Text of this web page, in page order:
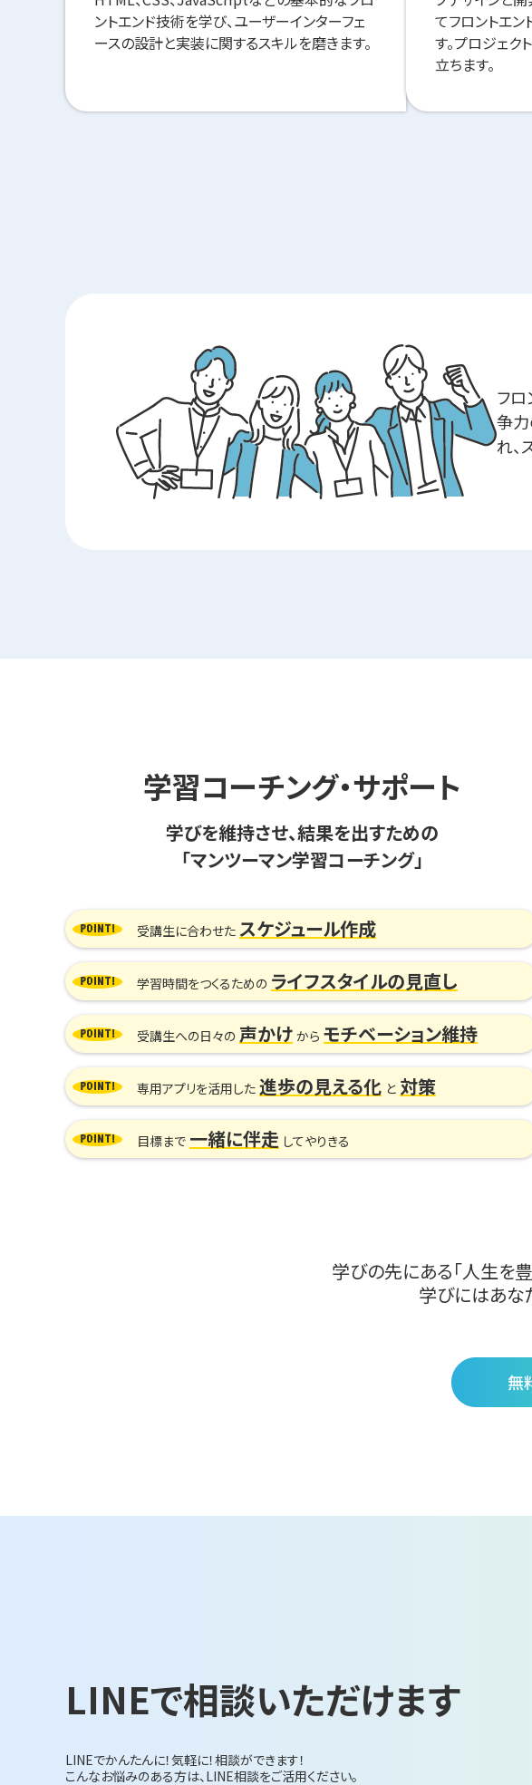
ントエンド技術を学び、ユーザーインターフェ
ースの設計と実装に関するスキルを磨きます。
てフロントエ
す。プロジェク
立ちます。
フロ
争力
れ、
学習コーチング・サポート
学びを維持させ、結果を出すための
「マンツーマン学習コーチング」
受講生に合わせた スケジュール作成
学習時間をつくるための ライフスタイルの見直し
受講生への日々の 声かけ から モチベーション維持
専用アプリを活用した 進歩の見える化 と 対策
目標まで 一緒に伴走 してやりきる
学びの先にある「人生を
学びにはあな
無
LINEで相談いただけます
LINEでかんたんに！気軽に！相談ができます！
こんなお悩みのある方は、LINE相談をご活用ください。